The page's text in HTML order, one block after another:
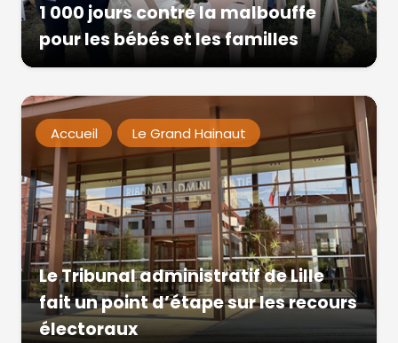
1 000 jours contre la malbouffe
pour les bébés et les familles
Accueil Le Grand Hainaut
Le Tribunal administratif de Lille
fait un point d’étape sur les recours
électoraux